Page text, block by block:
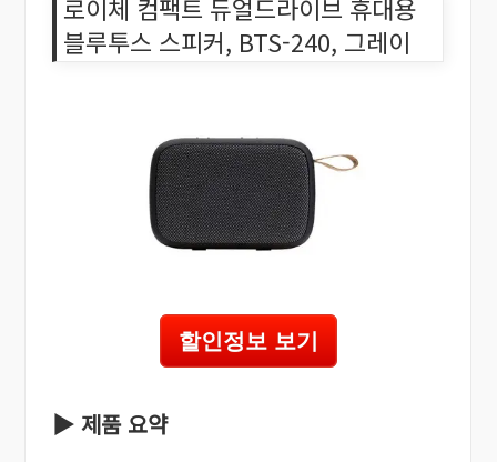
로이체 컴팩트 듀얼드라이브 휴대용
블루투스 스피커, BTS-240, 그레이
할인정보 보기
▶ 제품 요약